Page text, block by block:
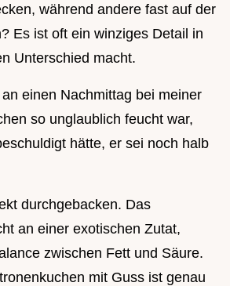
während andere fast auf der
Es ist oft ein winziges Detail in
Unterschied macht.
einen Nachmittag bei meiner
so unglaublich feucht war,
hätte, er sei noch halb
durchgebacken. Das
an einer exotischen Zutat,
zwischen Fett und Säure.
mit Guss ist genau